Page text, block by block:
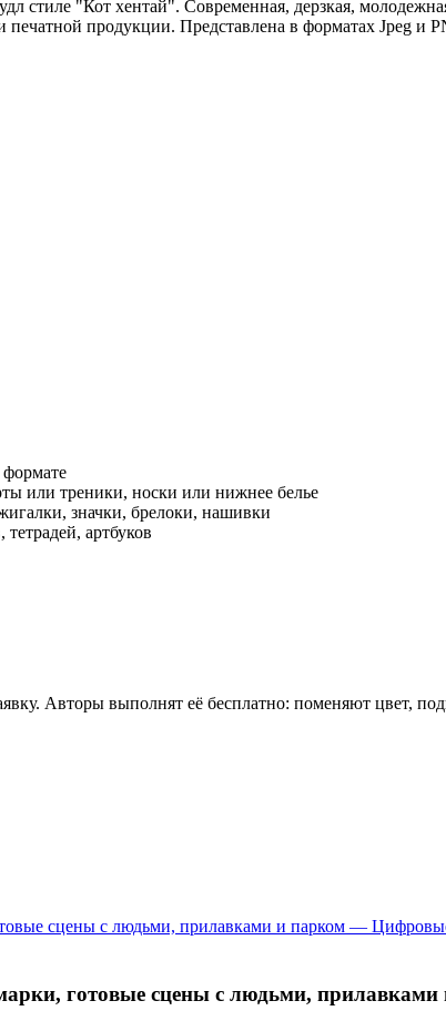
стиле "Кот хентай". Современная, дерзкая,
продукции. Представлена в форматах Jpeg и
или треники, носки или нижнее белье
значки, брелоки, нашивки
артбуков
Авторы выполнят её бесплатно: поменяют цвет,
готовые сцены с людьми,